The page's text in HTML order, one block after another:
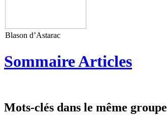
Blason d’Astarac
Sommaire Articles
Mots-clés dans le même groupe